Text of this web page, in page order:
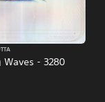
- 3280